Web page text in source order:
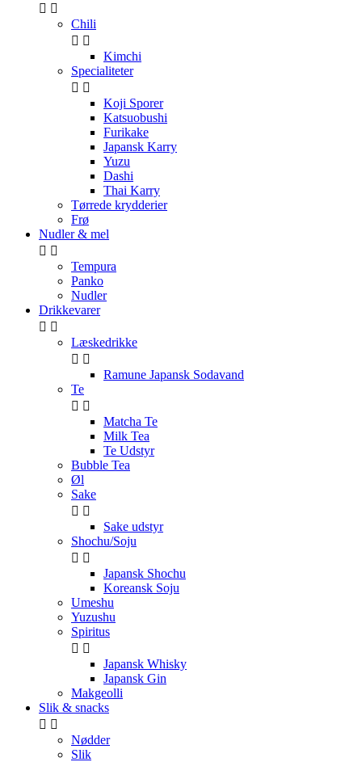
 
Chili
 
Kimchi
Specialiteter
 
Koji Sporer
Katsuobushi
Furikake
Japansk Karry
Yuzu
Dashi
Thai Karry
Tørrede krydderier
Frø
Nudler & mel
 
Tempura
Panko
Nudler
Drikkevarer
 
Læskedrikke
 
Ramune Japansk Sodavand
Te
 
Matcha Te
Milk Tea
Te Udstyr
Bubble Tea
Øl
Sake
 
Sake udstyr
Shochu/Soju
 
Japansk Shochu
Koreansk Soju
Umeshu
Yuzushu
Spiritus
 
Japansk Whisky
Japansk Gin
Makgeolli
Slik & snacks
 
Nødder
Slik